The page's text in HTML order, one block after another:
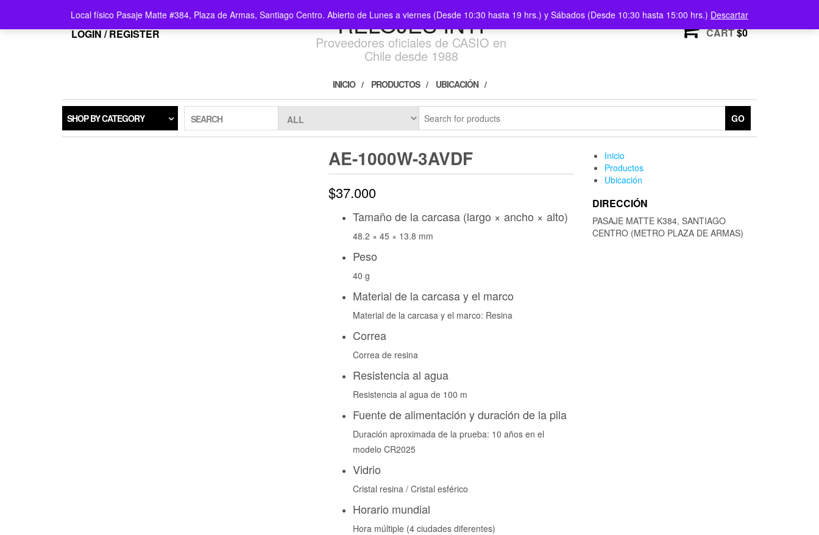
Local físico Pasaje Matte #384, Plaza de Armas, Santiago Centro. Abierto de Lunes a viernes (Desde 10:30 hasta 19 hrs.) y Sábados (Desde 10:30 hasta 15:00 hrs.) Descartar
RELOJES INTI
Proveedores oficiales de CASIO en
Chile desde 1988
LOGIN / REGISTER CART$0
INICIO PRODUCTOS UBICACIÓN
SHOP BY CATEGORY SEARCH GO
AE-1000W-3AVDF
$37.000
Tamaño de la carcasa (largo × ancho × alto)
48.2 × 45 × 13.8 mm
Peso
40 g
Material de la carcasa y el marco
Material de la carcasa y el marco: Resina
Correa
Correa de resina
Resistencia al agua
Resistencia al agua de 100 m
Fuente de alimentación y duración de la pila
Duración aproximada de la prueba: 10 años en el
modelo CR2025
Vidrio
Cristal resina / Cristal esférico
Horario mundial
Hora múltiple (4 ciudades diferentes)
Inicio
Productos
Ubicación
DIRECCIÓN
PASAJE MATTE K384, SANTIAGO
CENTRO (METRO PLAZA DE ARMAS)